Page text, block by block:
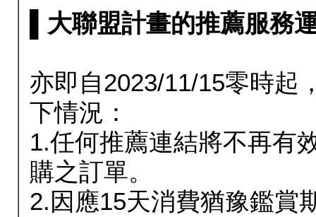
▌大聯盟計畫的推薦服務
亦即自2023/11/15零時起
下情況：
1.任何推薦連結將不再有
購之訂單。
2.因應15天消費猶豫鑑賞